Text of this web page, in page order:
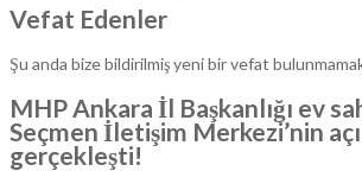
Vefat Edenler
Şu anda bize bildirilmiş yeni bir vefat
MHP Ankara İl Başkanlığı ev
Seçmen İletişim Merkezi’nin
gerçekleşti!